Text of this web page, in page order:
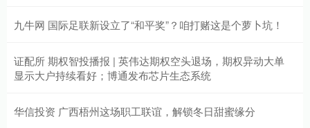
九牛网 国际足联新设立了“和平奖”？咱打赌这是个萝卜坑！
证配所 期权智投播报 | 英伟达期权空头退场，期权异动大单
显示大户持续看好；博通发布芯片生态系统
华信投资 广西梧州这场职工联谊，解锁冬日甜蜜缘分